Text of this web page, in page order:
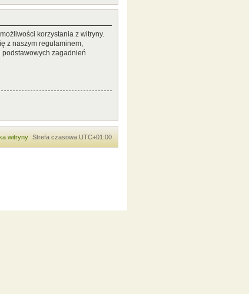
korzystania z witryny.
z naszym regulaminem,
zagadnień
Strefa czasowa UTC+01:00
witryny